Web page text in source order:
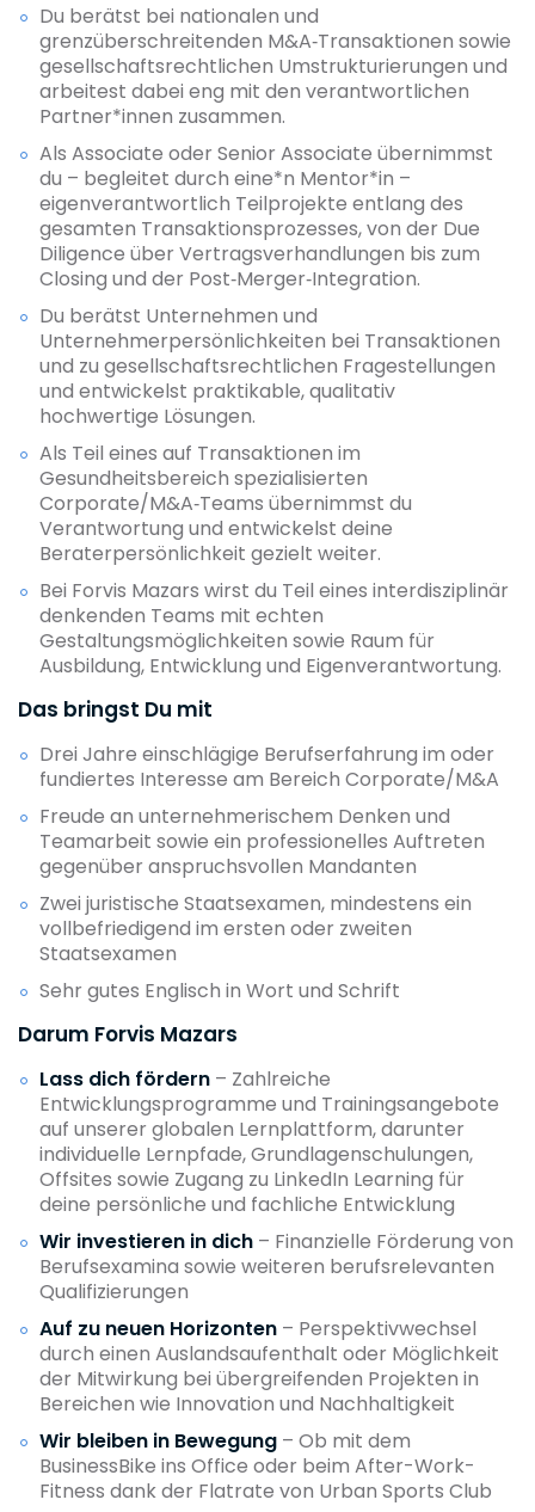
Du berätst bei nationalen und
grenzüberschreitenden M&A‑Transaktionen sowie
gesellschaftsrechtlichen Umstrukturierungen und
arbeitest dabei eng mit den verantwortlichen
Partner*innen zusammen.
Als Associate oder Senior Associate übernimmst
du – begleitet durch eine*n Mentor*in –
eigenverantwortlich Teilprojekte entlang des
gesamten Transaktionsprozesses, von der Due
Diligence über Vertragsverhandlungen bis zum
Closing und der Post‑Merger‑Integration.
Du berätst Unternehmen und
Unternehmerpersönlichkeiten bei Transaktionen
und zu gesellschaftsrechtlichen Fragestellungen
und entwickelst praktikable, qualitativ
hochwertige Lösungen.
Als Teil eines auf Transaktionen im
Gesundheitsbereich spezialisierten
Corporate/M&A‑Teams übernimmst du
Verantwortung und entwickelst deine
Beraterpersönlichkeit gezielt weiter.
Bei Forvis Mazars wirst du Teil eines interdisziplinär
denkenden Teams mit echten
Gestaltungsmöglichkeiten sowie Raum für
Ausbildung, Entwicklung und Eigenverantwortung.
Das bringst Du mit
Drei Jahre einschlägige Berufserfahrung im oder
fundiertes Interesse am Bereich Corporate/M&A
Freude an unternehmerischem Denken und
Teamarbeit sowie ein professionelles Auftreten
gegenüber anspruchsvollen Mandanten
Zwei juristische Staatsexamen, mindestens ein
vollbefriedigend im ersten oder zweiten
Staatsexamen
Sehr gutes Englisch in Wort und Schrift
Darum Forvis Mazars
Lass dich fördern – Zahlreiche
Entwicklungsprogramme und Trainingsangebote
auf unserer globalen Lernplattform, darunter
individuelle Lernpfade, Grundlagenschulungen,
Offsites sowie Zugang zu LinkedIn Learning für
deine persönliche und fachliche Entwicklung
Wir investieren in dich – Finanzielle Förderung von
Berufsexamina sowie weiteren berufsrelevanten
Qualifizierungen
Auf zu neuen Horizonten – Perspektivwechsel
durch einen Auslandsaufenthalt oder Möglichkeit
der Mitwirkung bei übergreifenden Projekten in
Bereichen wie Innovation und Nachhaltigkeit
Wir bleiben in Bewegung – Ob mit dem
BusinessBike ins Office oder beim After-Work-
Fitness dank der Flatrate von Urban Sports Club